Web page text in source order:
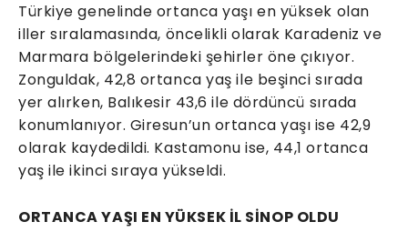
Türkiye genelinde ortanca yaşı en yüksek olan
iller sıralamasında, öncelikli olarak Karadeniz ve
Marmara bölgelerindeki şehirler öne çıkıyor.
Zonguldak, 42,8 ortanca yaş ile beşinci sırada
yer alırken, Balıkesir 43,6 ile dördüncü sırada
konumlanıyor. Giresun’un ortanca yaşı ise 42,9
olarak kaydedildi. Kastamonu ise, 44,1 ortanca
yaş ile ikinci sıraya yükseldi.
ORTANCA YAŞI EN YÜKSEK İL SİNOP OLDU